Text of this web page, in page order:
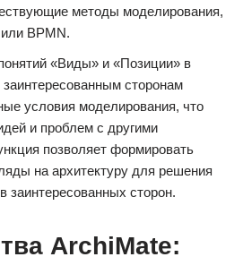
методы моделирования,
BPMN.
«Виды» и «Позиции» в
сторонам
условия моделирования, что
и проблем с другими
позволяет формировать
на архитектуру для решения
заинтересованных сторон.
ArchiMate: